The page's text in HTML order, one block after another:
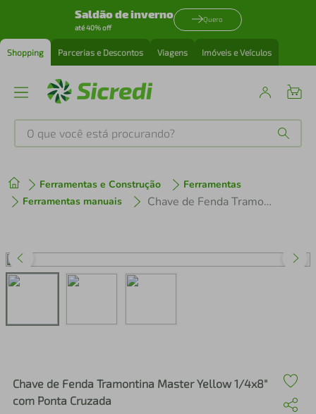
Saldão de inverno
até 40% off
Quero
Shopping Parcerias e Descontos Viagens Imóveis e Veículos
O que você está procurando?
Ferramentas e Construção
Ferramentas
Ferramentas manuais
Chave de Fenda Tramontina Master Yellow 1/4x8" com Ponta Cruzada
Chave de Fenda Tramontina Master Yellow 1/4x8"
com Ponta Cruzada
1º tenis
3º perfume